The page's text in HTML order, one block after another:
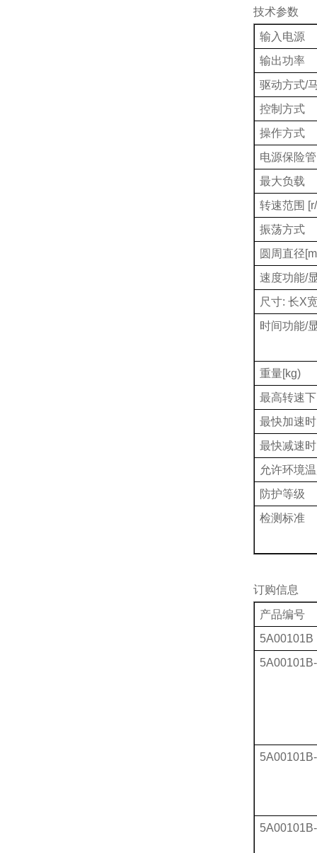
技术参数
输入电源
输出功率
驱动方式/
控制方式
操作方式
电源保险管
最大负载
转速范围
振荡方式
圆周直径
速度功能/
尺寸: 长X
时间功能/
重量[kg)
最高转速
最快加速
最快减速
允许环境
防护等级
检测标准
订购信息
产品编号
5A00101B